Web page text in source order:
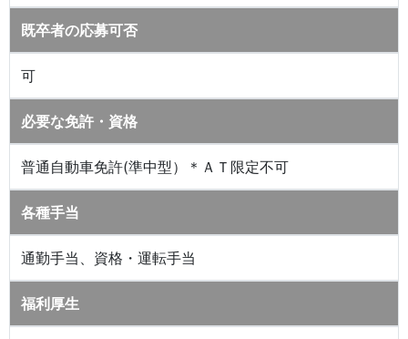
既卒者の応募可否
可
必要な免許・資格
普通自動車免許(準中型）＊ＡＴ限定不可
各種手当
通勤手当、資格・運転手当
福利厚生